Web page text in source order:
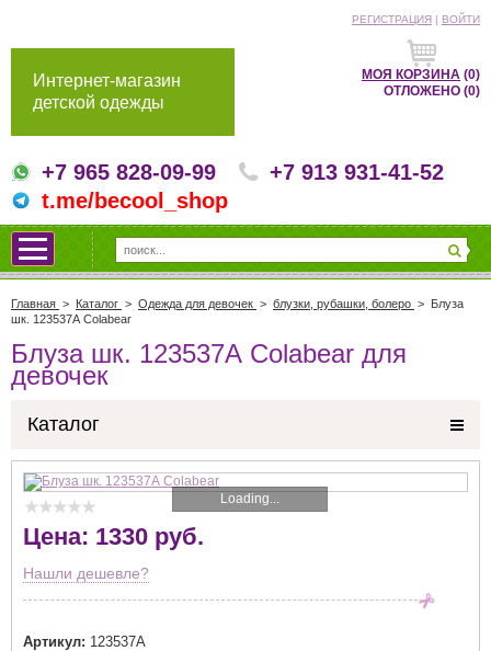
РЕГИСТРАЦИЯ | ВОЙТИ
Интернет-магазин
детской одежды
МОЯ КОРЗИНА (0)
ОТЛОЖЕНО (0)
+7 965 828-09-99
+7 913 931-41-52
t.me/becool_shop
Главная > Каталог > Одежда для девочек > блузки, рубашки, болеро > Блуза
шк. 123537А Colabear
Блуза шк. 123537А Colabear для
девочек
Каталог
Loading...
Цена: 1330 руб.
Нашли дешевле?
Артикул: 123537A